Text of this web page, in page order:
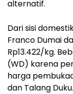
alternatif.
Dari sisi
Franco Dumai
Rp13.422/kg.
(WD) karena
harga
dan Talang Duku.